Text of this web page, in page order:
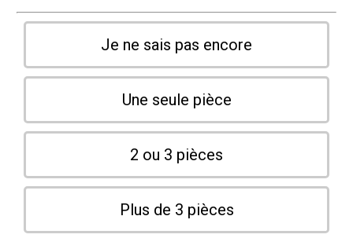
Je ne sais pas encore
Une seule pièce
2 ou 3 pièces
Plus de 3 pièces